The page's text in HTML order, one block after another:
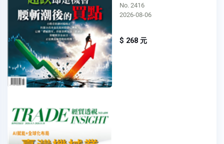
No. 2416
2026-08-06
$ 268 元